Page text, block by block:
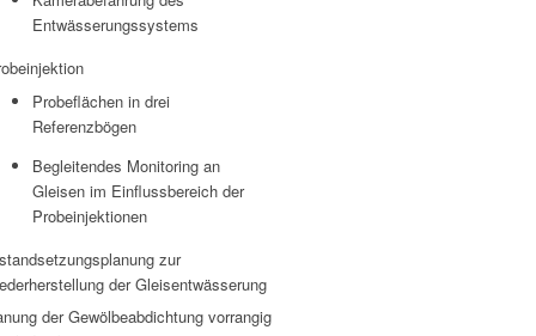
Entwässerungssystems
Probeflächen in drei
Referenzbögen
Begleitendes Monitoring an
Gleisen im Einflussbereich der
Probeinjektionen
zur
der Gleisentwässerung
der Gewölbeabdichtung vorrangig